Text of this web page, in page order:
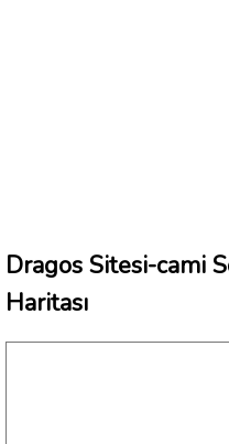
Dragos Sitesi-cami
Haritası